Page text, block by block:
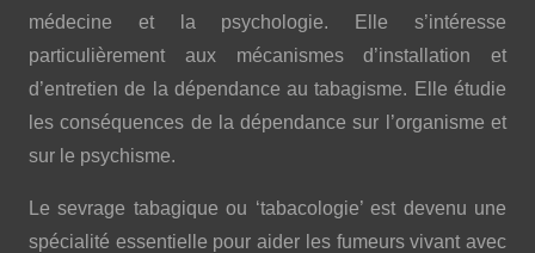
médecine et la psychologie. Elle s’intéresse
particulièrement aux mécanismes d’installation et
d’entretien de la dépendance au tabagisme. Elle étudie
les conséquences de la dépendance sur l’organisme et
sur le psychisme.
Le sevrage tabagique ou ‘tabacologie’ est devenu une
spécialité essentielle pour aider les fumeurs vivant avec